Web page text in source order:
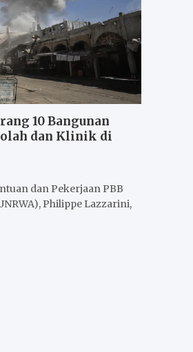
10 Bangunan
dan Klinik di
dan Pekerjaan PBB
Philippe Lazzarini,